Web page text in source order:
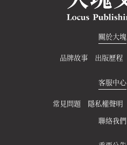
關於大塊
品牌故事 出版歷程
客服中心
常見問題 隱私權聲明
聯絡我們